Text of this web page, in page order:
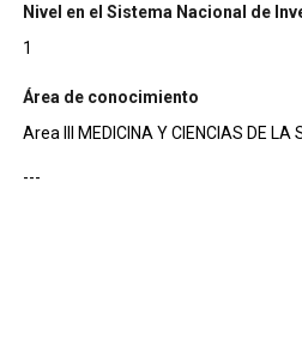
Nivel en el Sistema Nacional de
1
Área de conocimiento
Area III MEDICINA Y CIENCIAS DE
---